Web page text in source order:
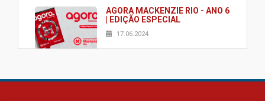
AGORA MACKENZIE RIO - ANO 6
| EDIÇÃO ESPECIAL
17.06.2024
AGORA MACKENZIE RIO - ANO 6